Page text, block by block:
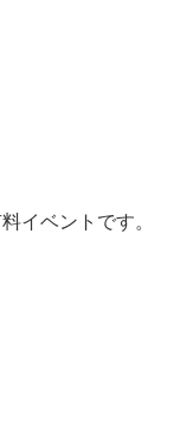
イベントです。